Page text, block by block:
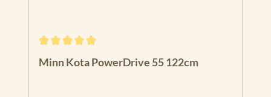
Minn Kota PowerDrive 55 122cm